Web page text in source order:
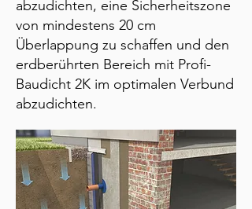
abzudichten, eine Sicherheitszone
von mindestens 20 cm
Überlappung zu schaffen und den
erdberührten Bereich mit Profi-
Baudicht 2K im optimalen Verbund
abzudichten.